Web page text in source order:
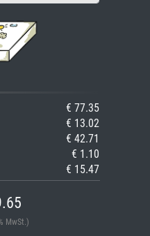
€ 77.35
€ 13.02
€ 42.71
€ 1.10
€ 15.47
MwSt.)